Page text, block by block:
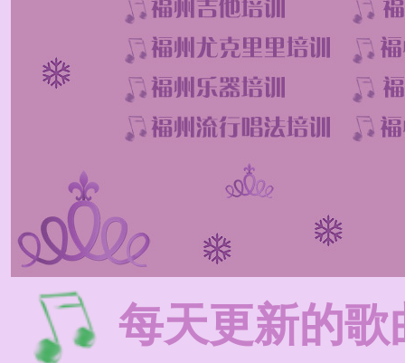
每天更新的